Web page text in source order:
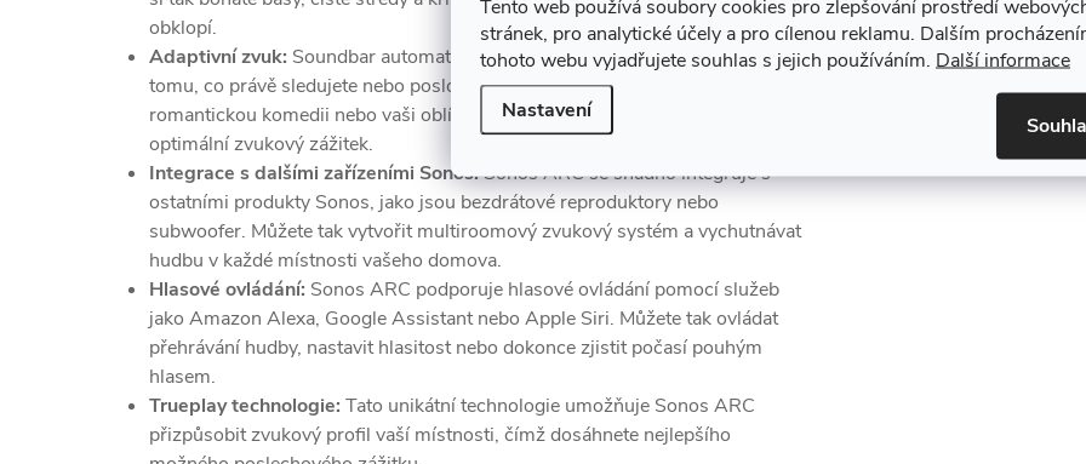
Tento web používá soubory cookies pro zlepšování prostředí
stránek, pro analytické účely a pro cílenou reklamu. Dalším
tohoto webu vyjadřujete souhlas s jejich používáním. Další informace
Nastavení
obklopí.
Adaptivní zvuk: Soundbar automaticky přizpůsobuje svůj zvukový profil
tomu, co právě sledujete nebo posloucháte.Ať už se jedná o akční film,
romantickou komedii nebo vaši oblíbenou hudbu,Sonos ARC vždy zaručí
optimální zvukový zážitek.
Integrace s dalšími zařízeními Sonos:Sonos ARC se snadno integruje s
ostatními produkty Sonos, jako jsou bezdrátové reproduktory nebo
subwoofer. Můžete tak vytvořit multiroomový zvukový systém a vychutnávat
hudbu v každé místnosti vašeho domova.
Hlasové ovládání: Sonos ARC podporuje hlasové ovládání pomocí služeb
jako Amazon Alexa, Google Assistant nebo Apple Siri. Můžete tak ovládat
přehrávání hudby, nastavit hlasitost nebo dokonce zjistit počasí pouhým
hlasem.
Trueplay technologie: Tato unikátní technologie umožňuje Sonos ARC
přizpůsobit zvukový profil vaší místnosti, čímž dosáhnete nejlepšího